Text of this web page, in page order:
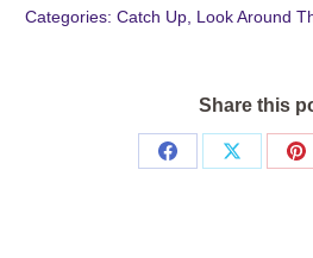
Categories: Catch Up, Look Around
Share this
Share
Share